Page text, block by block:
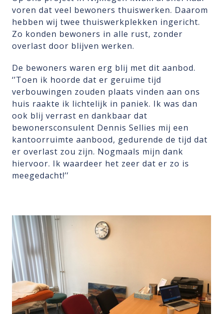
voren dat veel bewoners thuiswerken. Daarom
hebben wij twee thuiswerkplekken ingericht.
Zo konden bewoners in alle rust, zonder
overlast door blijven werken.
De bewoners waren erg blij met dit aanbod.
‘’Toen ik hoorde dat er geruime tijd
verbouwingen zouden plaats vinden aan ons
huis raakte ik lichtelijk in paniek. Ik was dan
ook blij verrast en dankbaar dat
bewonersconsulent Dennis Sellies mij een
kantoorruimte aanbood, gedurende de tijd dat
er overlast zou zijn. Nogmaals mijn dank
hiervoor. Ik waardeer het zeer dat er zo is
meegedacht!’’